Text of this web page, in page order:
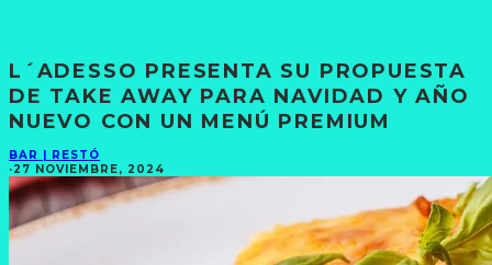
L´ADESSO PRESENTA SU PROPUESTA
DE TAKE AWAY PARA NAVIDAD Y AÑO
NUEVO CON UN MENÚ PREMIUM
BAR | RESTÓ
·27 NOVIEMBRE, 2024